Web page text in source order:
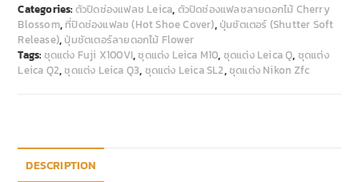
Categories: ตัวปิดช่องแฟลช Leica, ตัวปิดช่องแฟลชลายดอกไม้ Cherry
Blossom, ที่ปิดช่องแฟลช (Hot Shoe Cover), ปุ่มชัตเตอร์ (Shutter Soft
Release), ปุ่มชัตเตอร์ลายดอกไม้ Flower
Tags: ชุดแต่ง Fuji X100VI,ชุดแต่ง Leica M10, ชุดแต่ง Leica Q, ชุดแต่ง
Leica Q2,ชุดแต่ง Leica Q3, ชุดแต่ง Leica SL2,ชุดแต่ง Nikon Zfc
DESCRIPTION